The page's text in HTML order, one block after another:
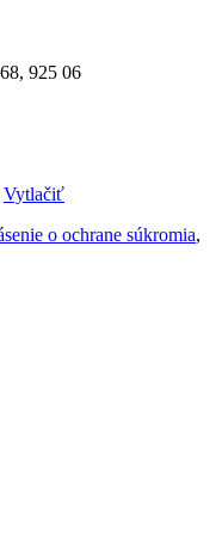
925 06
Vytlačiť
o ochrane súkromia,